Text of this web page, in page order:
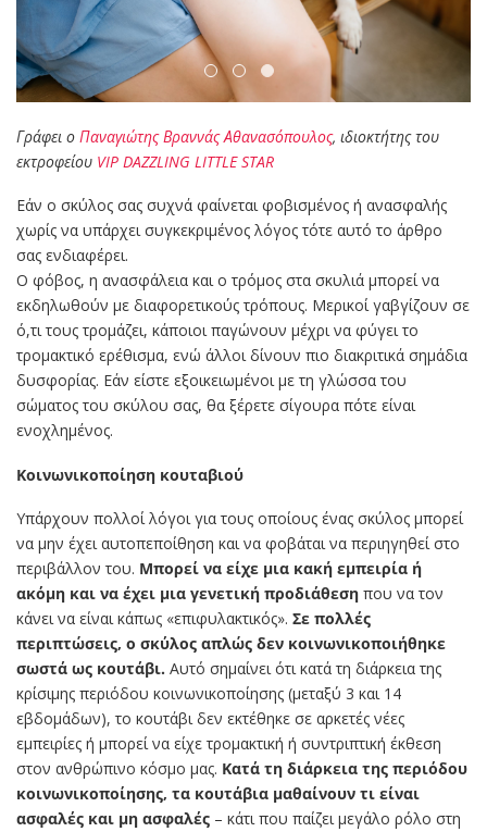
Γράφει ο Παναγιώτης Βραννάς Αθανασόπουλος, ιδιοκτήτης του
εκτροφείου VIP DAZZLING LITTLE STAR
Εάν ο σκύλος σας συχνά φαίνεται φοβισμένος ή ανασφαλής
χωρίς να υπάρχει συγκεκριμένος λόγος τότε αυτό το άρθρο
σας ενδιαφέρει.
Ο φόβος, η ανασφάλεια και ο τρόμος στα σκυλιά μπορεί να
εκδηλωθούν με διαφορετικούς τρόπους. Μερικοί γαβγίζουν σε
ό,τι τους τρομάζει, κάποιοι παγώνουν μέχρι να φύγει το
τρομακτικό ερέθισμα, ενώ άλλοι δίνουν πιο διακριτικά σημάδια
δυσφορίας. Εάν είστε εξοικειωμένοι με τη γλώσσα του
σώματος του σκύλου σας, θα ξέρετε σίγουρα πότε είναι
ενοχλημένος.
Κοινωνικοποίηση κουταβιού
Υπάρχουν πολλοί λόγοι για τους οποίους ένας σκύλος μπορεί
να μην έχει αυτοπεποίθηση και να φοβάται να περιηγηθεί στο
περιβάλλον του. Μπορεί να είχε μια κακή εμπειρία ή
ακόμη και να έχει μια γενετική προδιάθεση που να τον
κάνει να είναι κάπως «επιφυλακτικός». Σε πολλές
περιπτώσεις, ο σκύλος απλώς δεν κοινωνικοποιήθηκε
σωστά ως κουτάβι. Αυτό σημαίνει ότι κατά τη διάρκεια της
κρίσιμης περιόδου κοινωνικοποίησης (μεταξύ 3 και 14
εβδομάδων), το κουτάβι δεν εκτέθηκε σε αρκετές νέες
εμπειρίες ή μπορεί να είχε τρομακτική ή συντριπτική έκθεση
στον ανθρώπινο κόσμο μας. Κατά τη διάρκεια της περιόδου
κοινωνικοποίησης, τα κουτάβια μαθαίνουν τι είναι
ασφαλές και μη ασφαλές – κάτι που παίζει μεγάλο ρόλο στη